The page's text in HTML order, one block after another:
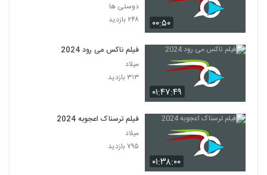
۰۰:۵۰
دوستی ها
۲۴۸ بازدید
۰۱:۴۷:۴۹
فیلم ناکس می رود 2024
میلاد
۳۱۳ بازدید
۰۱:۳۸:۰۰
فیلم ترسناک اعجوبه 2024
میلاد
۷۹۵ بازدید